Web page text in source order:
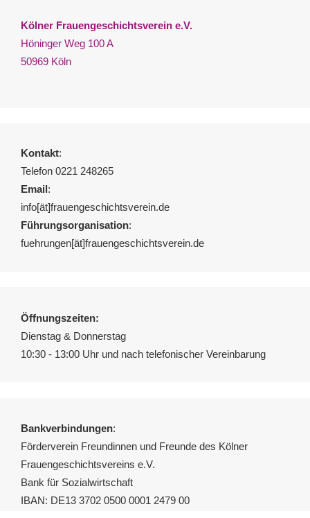
Kölner Frauengeschichtsverein e.V.
Höninger Weg 100 A
50969 Köln
Kontakt:
Telefon 0221 248265
Email:
info[ät]frauengeschichtsverein.de
Führungsorganisation:
fuehrungen[ät]frauengeschichtsverein.de
Öffnungszeiten:
Dienstag & Donnerstag
10:30 - 13:00 Uhr und nach telefonischer Vereinbarung
Bankverbindungen:
Förderverein Freundinnen und Freunde des Kölner
Frauengeschichtsvereins e.V.
Bank für Sozialwirtschaft
IBAN: DE13 3702 0500 0001 2479 00